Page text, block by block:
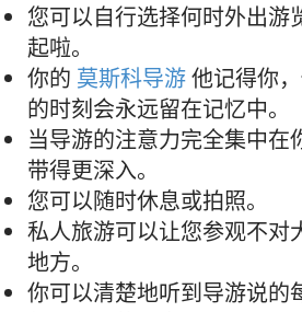
您可以自行选择何时外出
起啦。
你的 莫斯科导游他记得你
的时刻会永远留在记忆中。
当导游的注意力完全集中在
带得更深入。
您可以随时休息或拍照。
私人旅游可以让您参观不对
地方。
你可以清楚地听到导游说的